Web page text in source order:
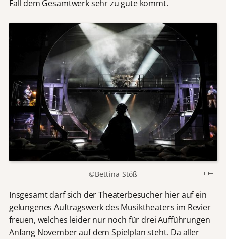
Fall dem Gesamtwerk sehr zu gute kommt.
©Bettina Stöß
Insgesamt darf sich der Theaterbesucher hier auf ein
gelungenes Auftragswerk des Musiktheaters im Revier
freuen, welches leider nur noch für drei Aufführungen
Anfang November auf dem Spielplan steht. Da aller